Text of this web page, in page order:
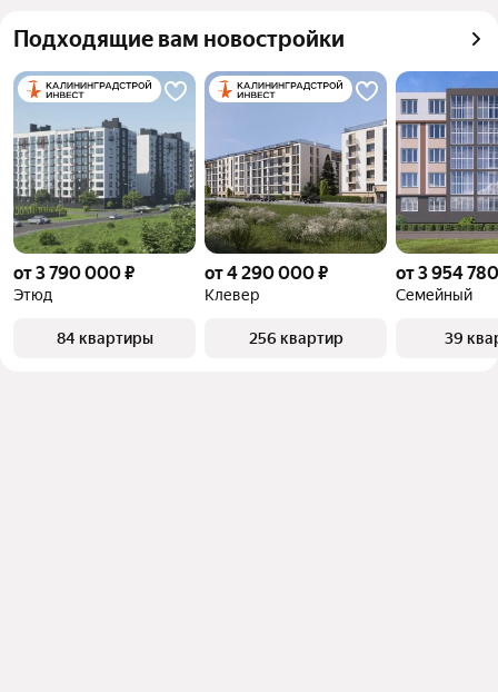
Самый дорогой
108,15 млн ₽
Подходящие вам новостройки
от 3 790 000 ₽
Этюд
84 квартиры
от 4 290 000 ₽
Клевер
256 квартир
от 3 954
Семейный
39